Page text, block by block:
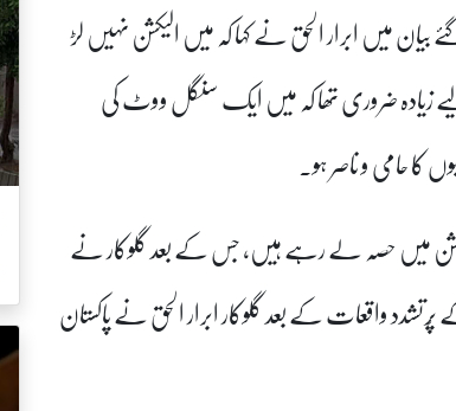
میں ابرار الحق نے کہا کہ میں الیکشن نہیں لڑ
ضروری تھا کہ میں ایک سنگل ووٹ کی
کا حامی و ناصر ہو۔
میں حصہ لے رہے ہیں، جس کے بعد گلوکار نے
جاری کیا۔یاد رہے کہ سال 2023 میں 9 مئی کے پُرتشدد واقعات کے بعد گلوکار ابرار الحق نے پاکستان